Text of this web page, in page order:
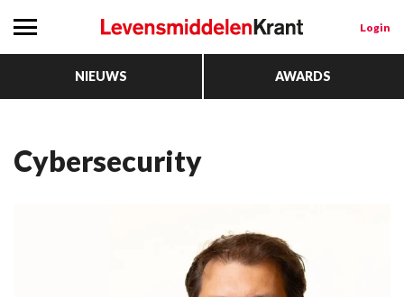
Login
NIEUWS AWARDS
cybersecurity